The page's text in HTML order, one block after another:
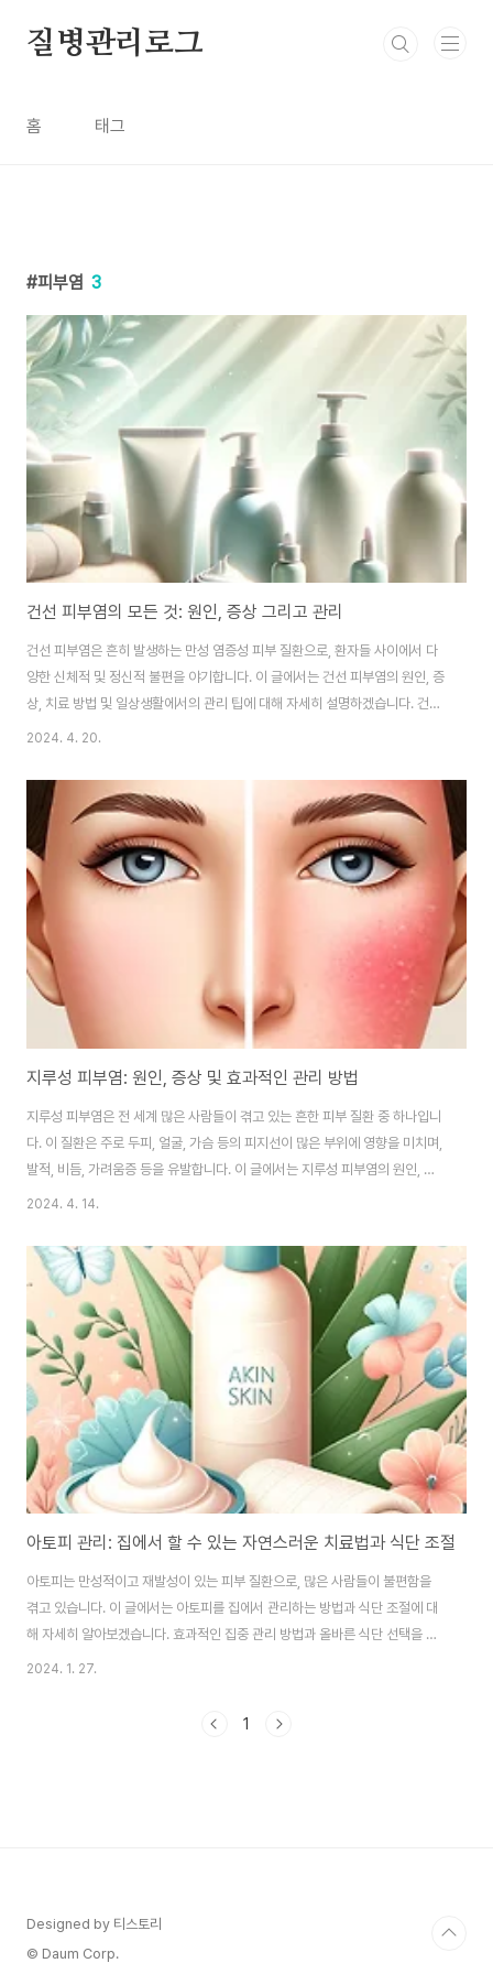
질병관리로그
홈 태그
피부염 3
건선 피부염의 모든 것: 원인, 증상 그리고 관리
건선 피부염은 흔히 발생하는 만성 염증성 피부 질환으로, 환자들 사이에서 다
양한 신체적 및 정신적 불편을 야기합니다. 이 글에서는 건선 피부염의 원인, 증
상, 치료 방법 및 일상생활에서의 관리 팁에 대해 자세히 설명하겠습니다. 건선
피부염이란? 건선 피부염은 면역 체계의 이상으로 인해 발생하는 질환으로, 피
질환은 대개 무릎, 팔꿈치, 몸통, 두피 등에서 발생하며, 심한 가려움증과 통증
을 동반할 수 있습니다. 건선 피부염의 원인 건선 피부염은 주로 면역 체계의 이
상 작동으로 인해 발생합니다. 정상적인 상태에서 피부 세포는 약 한 달에 걸쳐
성장하고 탈락하는 과정을 거치지만, 건선 환자의 경우 이 과정이 수일로 단축
되어 비정상적으..
2024. 4. 20.
지루성 피부염: 원인, 증상 및 효과적인 관리 방법
지루성 피부염은 전 세계 많은 사람들이 겪고 있는 흔한 피부 질환 중 하나입니
다. 이 질환은 주로 두피, 얼굴, 가슴 등의 피지선이 많은 부위에 영향을 미치며,
발적, 비듬, 가려움증 등을 유발합니다. 이 글에서는 지루성 피부염의 원인, 증
상, 예방 및 관리 방법에 대해 자세히 알아보겠습니다. 원인 피지 과다 분비 피
조성됩니다. 이는 지루성 피부염을 유발할 수 있는 주요 요인 중 하나입니다. 말
라세지아 균의 증식 말라세지아는 피부에 자연적으로 존재하는 효모 유형의 균
입니다. 이 균의 과도한 증식은 염증 반응을 일으키며, 이는 지루성 피부염의 특
징적인 증상을 유발할 수 있습니다. 유전적 요인 지루성 피부염은 가족 중 다른
사람들에게..
2024. 4. 14.
아토피 관리: 집에서 할 수 있는 자연스러운 치료법과 식단 조절
아토피는 만성적이고 재발성이 있는 피부 질환으로, 많은 사람들이 불편함을
겪고 있습니다. 이 글에서는 아토피를 집에서 관리하는 방법과 식단 조절에 대
해 자세히 알아보겠습니다. 효과적인 집중 관리 방법과 올바른 식단 선택을 통
해 아토피 증상을 완화하는 데 도움이 될 수 있습니다. 집에서 할 수 있는 아토
제를 발라주는 것이 중요합니다. 보습제는 무향료, 무색소 제품을 선택하며, 목
2024. 1. 27.
1
Designed by 티스토리
© Daum Corp.